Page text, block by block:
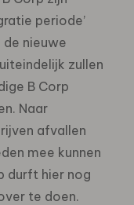
periode’
nieuwe
zullen
B Corp
Naar
afvallen
mee kunnen
durft hier nog
te doen.